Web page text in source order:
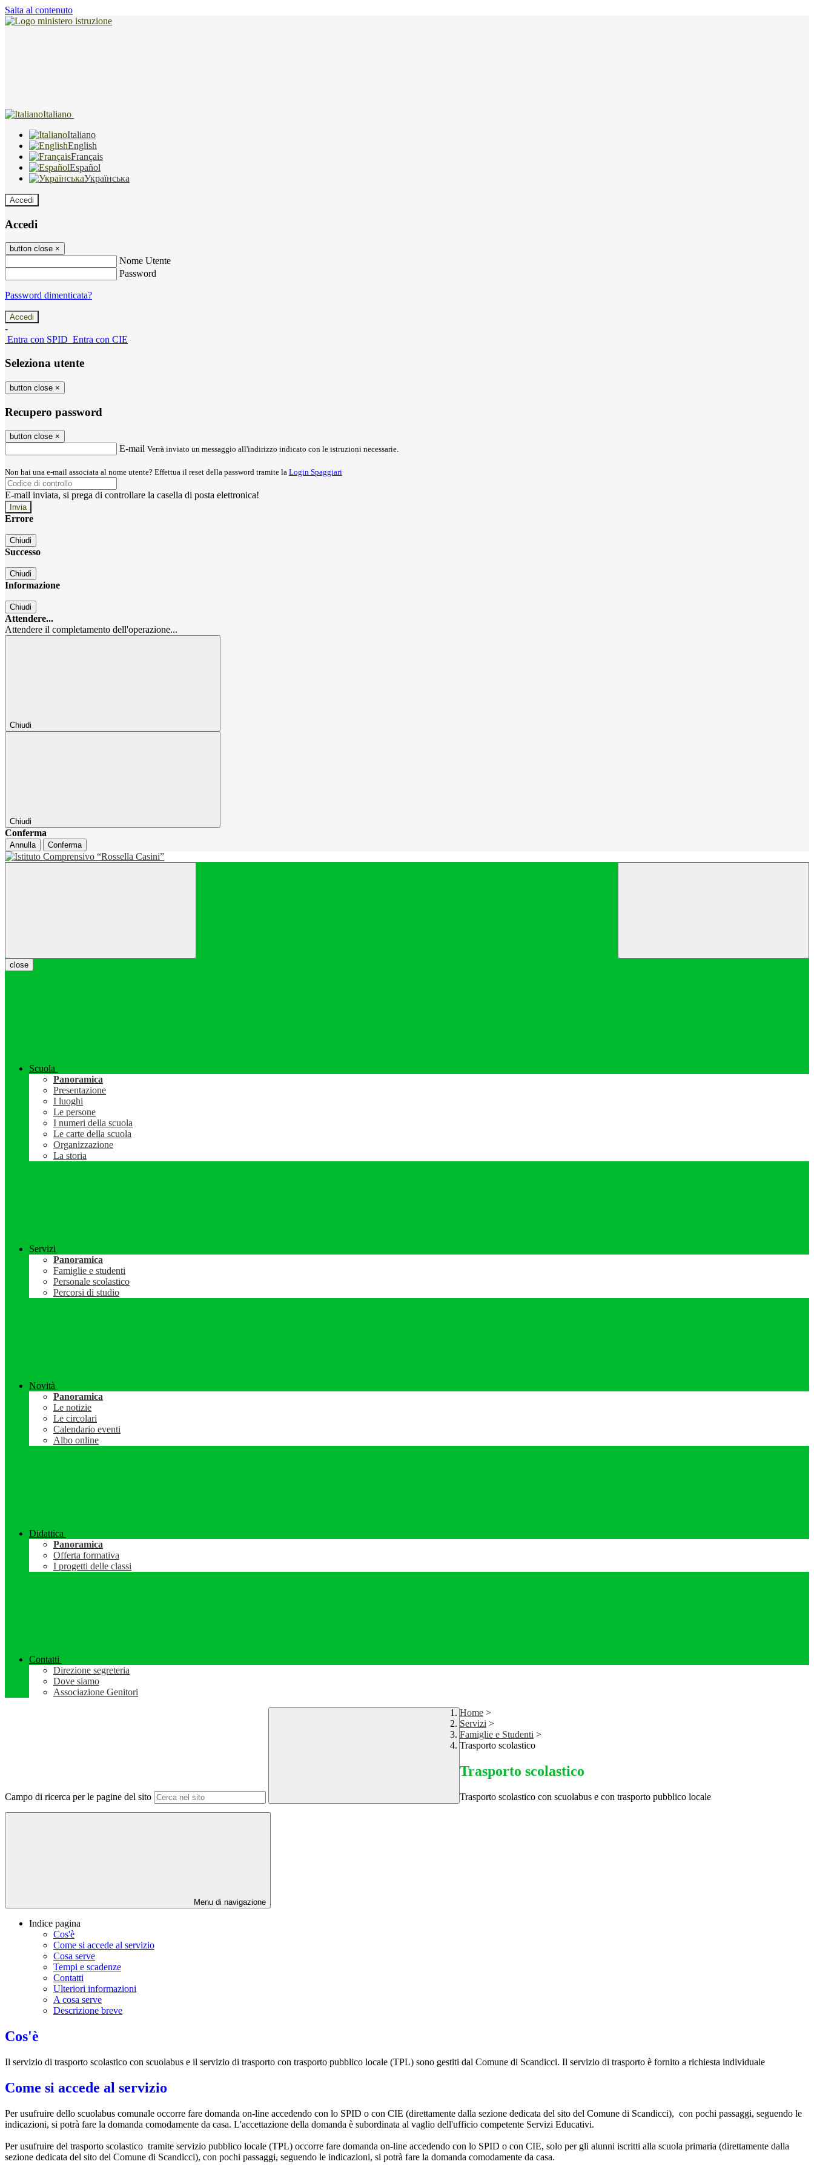
Salta al contenuto
Italiano
Italiano
English
Français
Español
Українська
Accedi
Accedi
button close ×
Nome Utente
Password
Password dimenticata?
-
Entra con SPID Entra con CIE
Seleziona utente
button close ×
Recupero password
button close ×
E-mail Verrà inviato un messaggio all'indirizzo indicato con le istruzioni necessarie.
Non hai una e-mail associata al nome utente? Effettua il reset della password tramite la Login Spaggiari
E-mail inviata, si prega di controllare la casella di posta elettronica!
Errore
Chiudi
Successo
Chiudi
Informazione
Chiudi
Attendere...
Attendere il completamento dell'operazione...
Chiudi
Chiudi
Conferma
Annulla Conferma
close
Scuola
Panoramica
Presentazione
I luoghi
Le persone
I numeri della scuola
Le carte della scuola
Organizzazione
La storia
Servizi
Panoramica
Famiglie e studenti
Personale scolastico
Percorsi di studio
Novità
Panoramica
Le notizie
Le circolari
Calendario eventi
Albo online
Didattica
Panoramica
Offerta formativa
I progetti delle classi
Contatti
Direzione segreteria
Dove siamo
Associazione Genitori
Campo di ricerca per le pagine del sito
Home >
Servizi >
Famiglie e Studenti >
Trasporto scolastico
Trasporto scolastico
Trasporto scolastico con scuolabus e con trasporto pubblico locale
Menu di navigazione
Indice pagina
Cos'è
Come si accede al servizio
Cosa serve
Tempi e scadenze
Contatti
Ulteriori informazioni
A cosa serve
Descrizione breve
Cos'è
Il servizio di trasporto scolastico con scuolabus e il servizio di trasporto con trasporto pubblico locale (TPL) sono gestiti dal Comune di Scandicci. Il servizio di trasporto è fornito a richiesta individuale
Come si accede al servizio
Per usufruire dello scuolabus comunale occorre fare domanda on-line accedendo con lo SPID o con CIE (direttamente dalla sezione dedicata del sito del Comune di Scandicci), con pochi passaggi, seguendo le
indicazioni, si potrà fare la domanda comodamente da casa. L'accettazione della domanda è subordinata al vaglio dell'ufficio competente Servizi Educativi.
Per usufruire del trasporto scolastico tramite servizio pubblico locale (TPL) occorre fare domanda on-line accedendo con lo SPID o con CIE, solo per gli alunni iscritti alla scuola primaria (direttamente dalla
sezione dedicata del sito del Comune di Scandicci), con pochi passaggi, seguendo le indicazioni, si potrà fare la domanda comodamente da casa.